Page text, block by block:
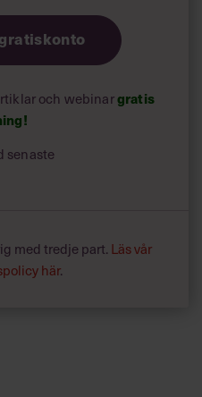
och webinargratis
senaste
med tredje part. Läs vår
här.